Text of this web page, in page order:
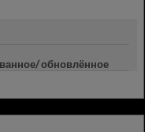
обновлённое